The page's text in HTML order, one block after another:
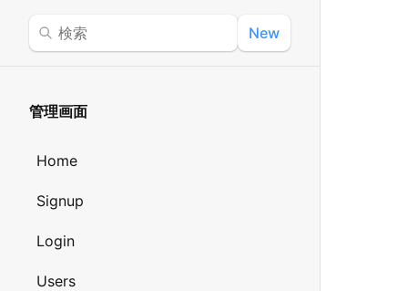
New
管理画面
Home
Signup
Login
Users